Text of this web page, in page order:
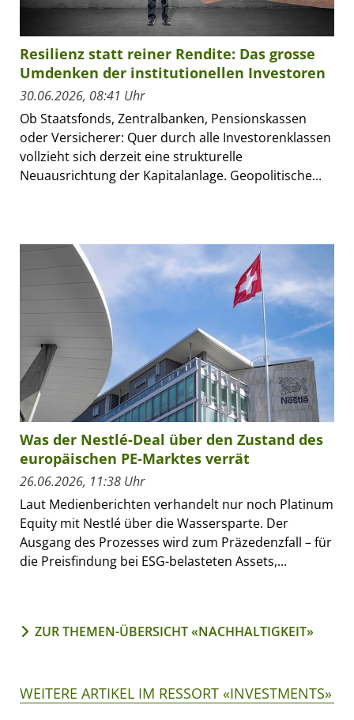
Resilienz statt reiner Rendite: Das grosse
Umdenken der institutionellen Investoren
30.06.2026, 08:41 Uhr
Ob Staatsfonds, Zentralbanken, Pensionskassen
oder Versicherer: Quer durch alle Investorenklassen
vollzieht sich derzeit eine strukturelle
Neuausrichtung der Kapitalanlage. Geopolitische...
Was der Nestlé-Deal über den Zustand des
europäischen PE-Marktes verrät
26.06.2026, 11:38 Uhr
Laut Medienberichten verhandelt nur noch Platinum
Equity mit Nestlé über die Wassersparte. Der
Ausgang des Prozesses wird zum Präzedenzfall – für
die Preisfindung bei ESG-belasteten Assets,...
ZUR THEMEN-ÜBERSICHT «NACHHALTIGKEIT»
WEITERE ARTIKEL IM RESSORT «INVESTMENTS»